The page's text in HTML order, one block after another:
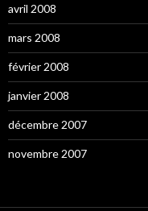
avril 2008
mars 2008
février 2008
janvier 2008
décembre 2007
novembre 2007